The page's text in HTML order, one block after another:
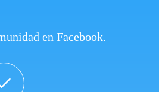
en Facebook.